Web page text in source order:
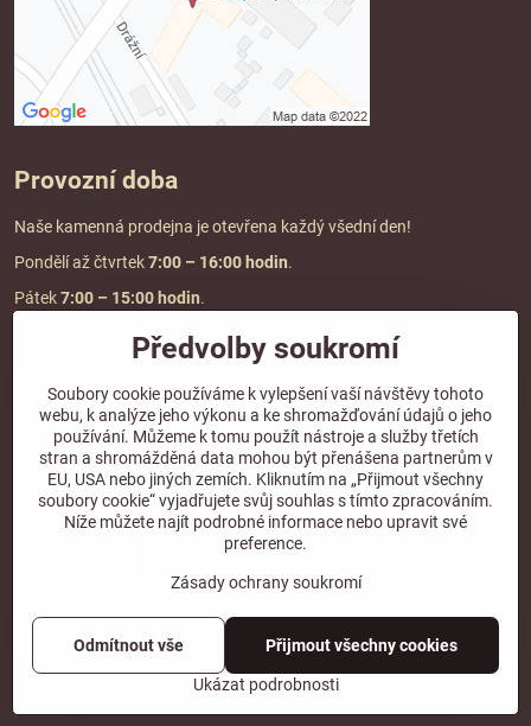
Provozní doba
Naše kamenná prodejna je otevřena každý všední den!
Pondělí až čtvrtek7:00 – 16:00 hodin.
Pátek7:00 – 15:00 hodin.
Doprava a platba
DOPRAVA ZDARMA
při objednávce nad2000 Kč vč. DPH.
*Nevztahuje se na paletovou přepravu.
©2026CopyrightPředvolby soukromíZásady ochrany soukromí
Vytvořeno systémem:ByznysWeb.cz
Předvolby soukromí
Soubory cookie používáme k vylepšení vaší návštěvy tohoto
webu, k analýze jeho výkonu a ke shromažďování údajů o jeho
používání. Můžeme k tomu použít nástroje a služby třetích
stran a shromážděná data mohou být přenášena partnerům v
EU, USA nebo jiných zemích. Kliknutím na „Přijmout všechny
soubory cookie“ vyjadřujete svůj souhlas s tímto zpracováním.
Níže můžete najít podrobné informace nebo upravit své
preference.
Zásady ochrany soukromí
Ukázat podrobnosti
Přijmout všechny cookies
Odmítnout vše